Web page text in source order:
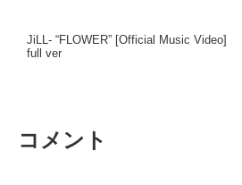
JiLL- “FLOWER” [Official Music Video]
full ver
コメント